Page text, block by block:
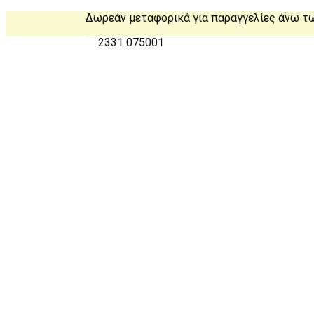
Δωρεάν μεταφορικά για παραγγελίες άνω
2331 075001